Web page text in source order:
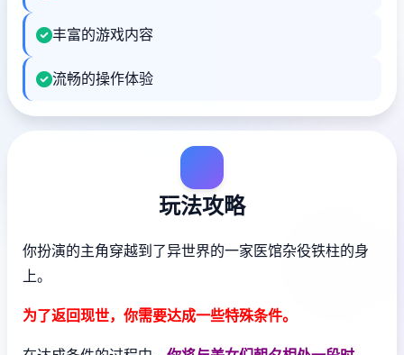
丰富的游戏内容
流畅的操作体验
玩法攻略
你扮演的主角穿越到了异世界的一家医馆杂役铁柱的身
上。
为了返回现世，你需要达成一些特殊条件。